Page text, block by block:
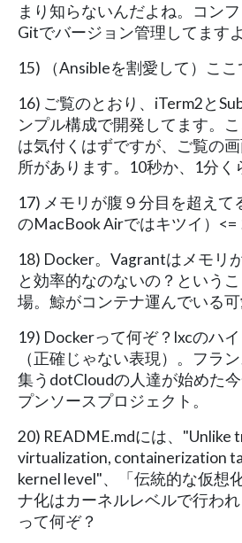
まり知らないんだよね。コン
Gitでバージョン管理してますよ
15) （Ansibleを割愛して）こ
16) ご覧のとおり、iTerm2と
ンプル構成で開発してます。
は気付くはずですが、ご覧の
所があります。10秒か、1分く
17) メモリが腹９分目を超えて
のMacBook Airではキツイ）<=
18) Docker。Vagrantはメモリ
と効率的なのないの？という
場。鯨がコンテナ運んでいる可
19) Dockerって何ぞ？lxcのハ
（正確じゃない表現）。フラ
集うdotCloudの人達が始めた
プンソースプロジェクト。
20) README.mdには、"Unlike
virtualization, containerization
kernel level"、「伝統的な仮想
ナ化はカーネルレベルで行わ
って何ぞ？